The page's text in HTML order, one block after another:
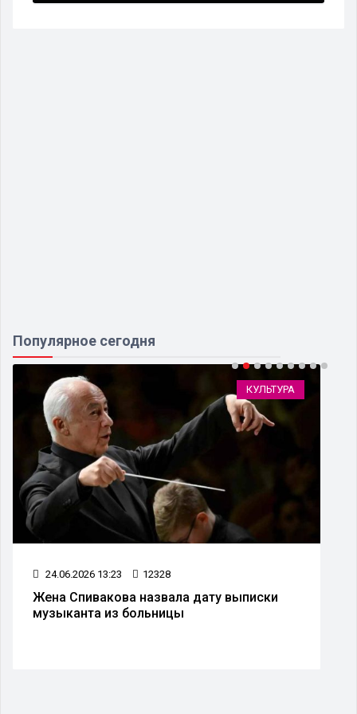
Популярное сегодня
КУЛЬТУРА
24.06.2026 13:23 12328
Жена Спивакова назвала дату выписки
музыканта из больницы